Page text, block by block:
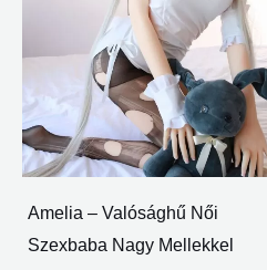
Amelia – Valósághű Női
Szexbaba Nagy Mellekkel
van.
A
a
lehet